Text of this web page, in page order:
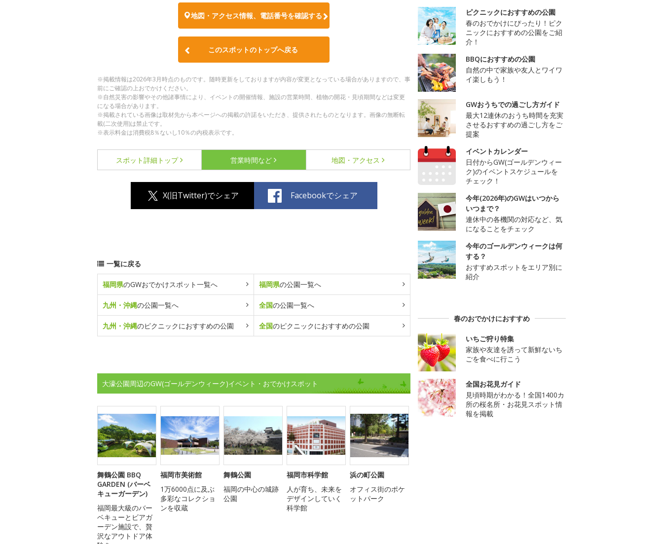
地図・アクセス情報、電話番号を確認する
このスポットのトップへ戻る
※掲載情報は2026年3月時点のものです。随時更新をしておりますが内容が変更となっている場合がありますので、事
前にご確認の上おでかけください。
※自然災害の影響やその他諸事情により、イベントの開催情報、施設の営業時間、植物の開花・見頃期間などは変更
になる場合があります。
※掲載されている画像は取材先から本ページへの掲載の許諾をいただき、提供されたものとなります。画像の無断転
載(二次使用)は禁止です。
※表示料金は消費税8％ないし10％の内税表示です。
スポット詳細 トップ 営業時間など 地図・アクセス
X(旧Twitter)でシェア Facebookでシェア
一覧に戻る
福岡県のGWおでかけスポット一覧へ 福岡県の公園一覧へ
九州・沖縄の公園一覧へ 全国の公園一覧へ
九州・沖縄のピクニックにおすすめの公園 全国のピクニックにおすすめの公園
大濠公園周辺のGW(ゴールデンウィーク)イベント・おでかけスポット
舞鶴公園 BBQ
GARDEN (バーベ
キューガーデン)
福岡最大級のバー
ベキューとビアガ
ーデン施設で、贅
沢なアウトドア体
福岡市美術館
1万6000点に及ぶ
多彩なコレクショ
ンを収蔵
舞鶴公園
福岡の中心の城跡
公園
福岡市科学館
人が育ち、未来を
デザインしていく
科学館
浜の町公園
オフィス街のポケ
ットパーク
ピクニックにおすすめの公園
春のおでかけにぴったり！ピク
ニックにおすすめの公園をご紹
介！
BBQにおすすめの公園
自然の中で家族や友人とワイワ
イ楽しもう！
GWおうちでの過ごし方ガイド
最大12連休のおうち時間を充実
させるおすすめの過ごし方をご
提案
イベントカレンダー
日付からGW(ゴールデンウィー
ク)のイベントスケジュールを
チェック！
今年(2026年)のGWはいつから
いつまで？
連休中の各機関の対応など、気
になることをチェック
今年のゴールデンウィークは何
する？
おすすめスポットをエリア別に
紹介
春のおでかけにおすすめ
いちご狩り特集
家族や友達を誘って新鮮ないち
ごを食べに行こう
全国お花見ガイド
見頃時期がわかる！全国1400カ
所の桜名所・お花見スポット情
報を掲載